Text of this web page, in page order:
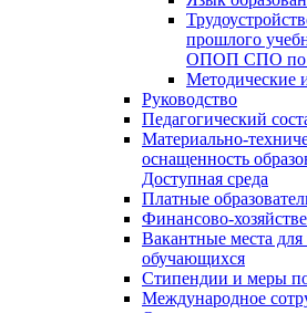
прошлого
ОПОП СПО по
Методические
Руководство
Педагогический
Материально-
оснащенность
Доступная среда
Платные
Финансово-
Вакантные места
обучающихся
Стипендии и меры
Международное